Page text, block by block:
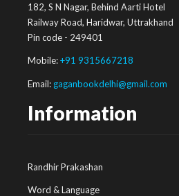
182, S N Nagar, Behind Aarti Hotel
Railway Road, Haridwar, Uttrakhand
Pin code - 249401
Mobile:+91 9315667218
Email: gaganbookdelhi@gmail.com
Information
Randhir Prakashan
Word & Language